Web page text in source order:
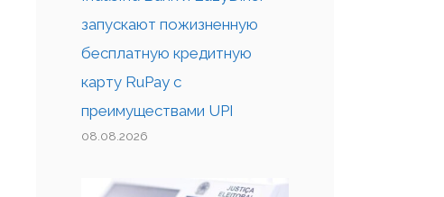
запускают пожизненную
бесплатную кредитную
карту RuPay с
преимуществами UPI
08.08.2026